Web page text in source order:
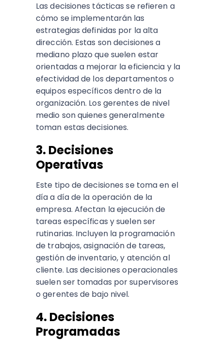
Las decisiones tácticas se refieren a
cómo se implementarán las
estrategias definidas por la alta
dirección. Estas son decisiones a
mediano plazo que suelen estar
orientadas a mejorar la eficiencia y la
efectividad de los departamentos o
equipos específicos dentro de la
organización. Los gerentes de nivel
medio son quienes generalmente
toman estas decisiones.
3. Decisiones
Operativas
Este tipo de decisiones se toma en el
día a día de la operación de la
empresa. Afectan la ejecución de
tareas específicas y suelen ser
rutinarias. Incluyen la programación
de trabajos, asignación de tareas,
gestión de inventario, y atención al
cliente. Las decisiones operacionales
suelen ser tomadas por supervisores
o gerentes de bajo nivel.
4. Decisiones
Programadas